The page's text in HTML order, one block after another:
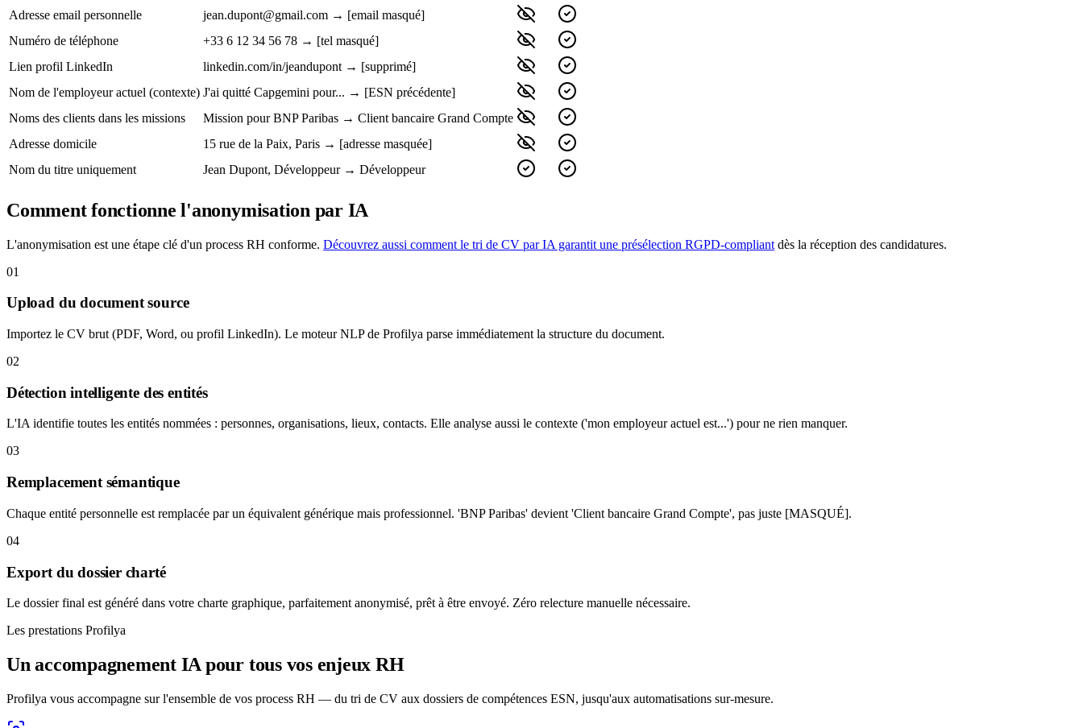
Adresse email personnelle
jean.dupont@gmail.com → [email masqué]
Numéro de téléphone
+33 6 12 34 56 78 → [tel masqué]
Lien profil LinkedIn
linkedin.com/in/jeandupont → [supprimé]
Nom de l'employeur actuel (contexte) J'ai quitté Capgemini pour... → [ESN précédente]
Noms des clients dans les missions
Mission pour BNP Paribas → Client bancaire Grand Compte
Adresse domicile
15 rue de la Paix, Paris → [adresse masquée]
Nom du titre uniquement
Jean Dupont, Développeur → Développeur
Comment fonctionne l'anonymisation par IA
L'anonymisation est une étape clé d'un process RH conforme. Découvrez aussi comment le tri de CV par IA garantit une présélection RGPD-compliant dès la réception des candidatures.
01
Upload du document source
Importez le CV brut (PDF, Word, ou profil LinkedIn). Le moteur NLP de Profilya parse immédiatement la structure du document.
02
Détection intelligente des entités
L'IA identifie toutes les entités nommées : personnes, organisations, lieux, contacts. Elle analyse aussi le contexte ('mon employeur actuel est...') pour ne rien manquer.
03
Remplacement sémantique
Chaque entité personnelle est remplacée par un équivalent générique mais professionnel. 'BNP Paribas' devient 'Client bancaire Grand Compte', pas juste [MASQUÉ].
04
Export du dossier charté
Le dossier final est généré dans votre charte graphique, parfaitement anonymisé, prêt à être envoyé. Zéro relecture manuelle nécessaire.
Les prestations Profilya
Un accompagnement IA pour tous vos enjeux RH
Profilya vous accompagne sur l'ensemble de vos process RH — du tri de CV aux dossiers de compétences ESN, jusqu'aux automatisations sur-mesure.